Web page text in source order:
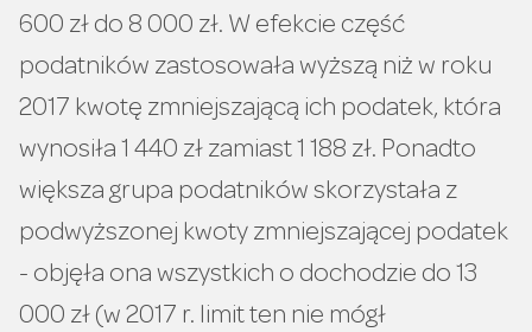
600 zł do 8 000 zł. W efekcie część
podatników zastosowała wyższą niż w roku
2017 kwotę zmniejszającą ich podatek, która
wynosiła 1 440 zł zamiast 1 188 zł. Ponadto
większa grupa podatników skorzystała z
podwyższonej kwoty zmniejszającej podatek
- objęła ona wszystkich o dochodzie do 13
000 zł (w 2017 r. limit ten nie mógł